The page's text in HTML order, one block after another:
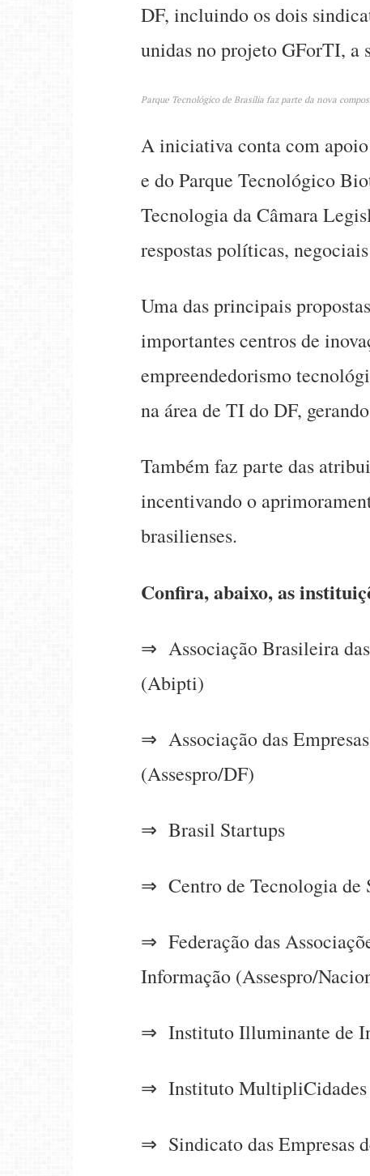
DF, incluindo os dois
unidas no projeto GForTI, a
Parque Tecnológico de Brasília faz parte da nova
A iniciativa conta com
e do Parque Tecnológico
Tecnologia da Câmara
respostas políticas,
Uma das principais
importantes centros de
empreendedorismo
na área de TI do DF,
Também faz parte das
incentivando o
brasilienses.
Confira, abaixo, as
⇒ Associação Brasileira
(Abipti)
⇒ Associação das
(Assespro/DF)
⇒ Brasil Startups
⇒ Centro de Tecnologia de
⇒ Federação das
Informação (Assespro/
⇒ Instituto Illuminante de
⇒ Instituto MultipliCidades
⇒ Sindicato das Empresas